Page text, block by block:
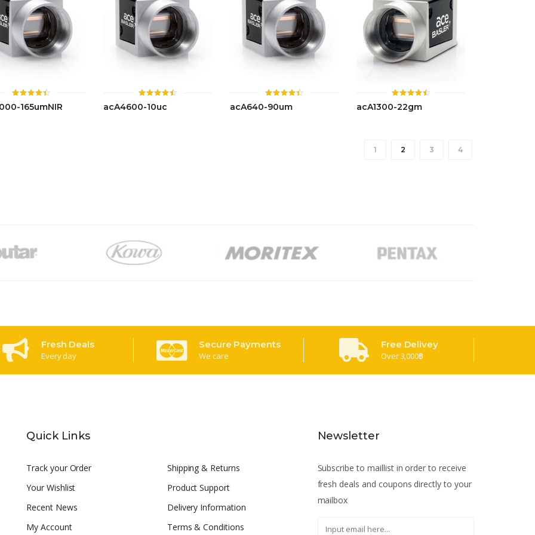
ให้
คะแนน
165umNIR
ให้
คะแนน
acA4600-10uc
ให้
คะแนน
acA640-90um
ให้
คะแนน
acA1300-22gm
1 2 3 4
Fresh Deals
Every day
Secure Payments
We care
Free Delivey
Over 3,000฿
Quick Links
Track your Order
Your Wishlist
Recent News
My Account
Shipping & Returns
Product Support
Delivery Information
Terms & Conditions
Newsletter
Subscribe to maillist in order to receive
fresh deals and coupons directly to your
mailbox